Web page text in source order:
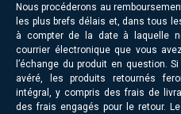
Nous procéderons au
les plus brefs délais et, dans tous
à compter de la date à laquelle
courrier électronique que vous
l’échange du produit en question.
avéré, les produits retournés
intégral, y compris des frais de
des frais engagés pour le retour.